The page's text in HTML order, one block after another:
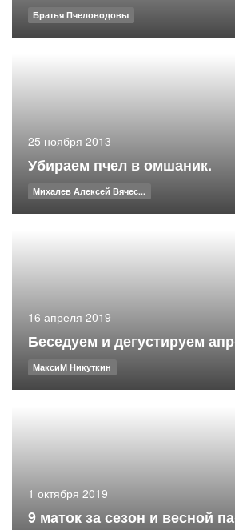
Братья Пчеловодовы
25 ноября 2013
Убираем пчел в омшаник.
Михалев Алексей Вячес...
16 апреля 2019
Беседуем и дегустируем
МаксиМ Никуткин
1 октября 2019
9 маток за сезон и весной